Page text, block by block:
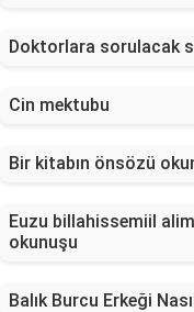
Doktorlara sorulacak
Cin mektubu
Bir kitabın önsözü
Euzu billahissemiil
okunuşu
Balık Burcu Erkeği